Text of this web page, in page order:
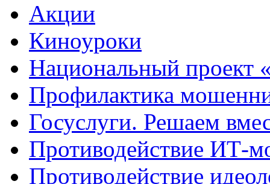
Акции
Киноуроки
Национальный проект
Профилактика
Госуслуги. Решаем
Противодействие ИТ-
Противодействие